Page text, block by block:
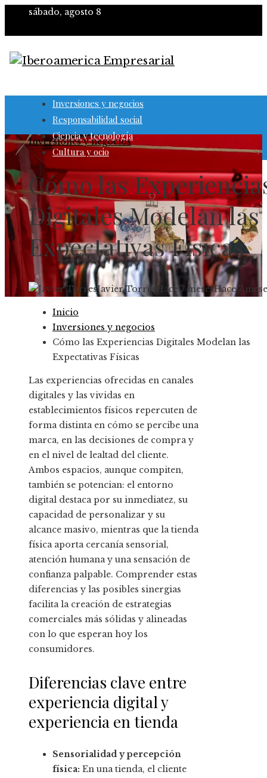
sábado, agosto 8
Inversiones y negocios
Responsabilidad social
Ciencia y tecnología
Cultura y ocio
Inversiones y negocios
Cómo las
Digitales Modelan las
Expectativas Físicas
Javier Torres Hace 7 mesesHace 7
Inicio
Inversiones y negocios
Cómo las Experiencias Digitales Modelan las
Expectativas Físicas
Las experiencias ofrecidas en canales
digitales y las vividas en
establecimientos físicos repercuten de
forma distinta en cómo se percibe una
marca, en las decisiones de compra y
en el nivel de lealtad del cliente.
Ambos espacios, aunque compiten,
también se potencian: el entorno
digital destaca por su inmediatez, su
capacidad de personalizar y su
alcance masivo, mientras que la tienda
física aporta cercanía sensorial,
atención humana y una sensación de
confianza palpable. Comprender estas
diferencias y las posibles sinergias
facilita la creación de estrategias
comerciales más sólidas y alineadas
con lo que esperan hoy los
consumidores.
Diferencias clave entre
experiencia digital y
experiencia en tienda
Sensorialidad y percepción
física: En una tienda, el cliente